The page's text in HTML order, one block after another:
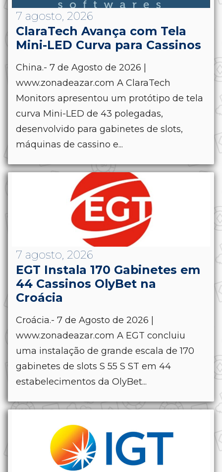
7 agosto, 2026
ClaraTech Avança com Tela
Mini-LED Curva para Cassinos
China.- 7 de Agosto de 2026 |
www.zonadeazar.com A ClaraTech
Monitors apresentou um protótipo de tela
curva Mini-LED de 43 polegadas,
desenvolvido para gabinetes de slots,
máquinas de cassino e...
7 agosto, 2026
EGT Instala 170 Gabinetes em
44 Cassinos OlyBet na
Croácia
Croácia.- 7 de Agosto de 2026 |
www.zonadeazar.com A EGT concluiu
uma instalação de grande escala de 170
gabinetes de slots S 55 S ST em 44
estabelecimentos da OlyBet...